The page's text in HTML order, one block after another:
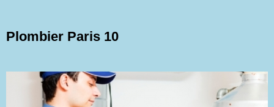
Plombier Paris 10